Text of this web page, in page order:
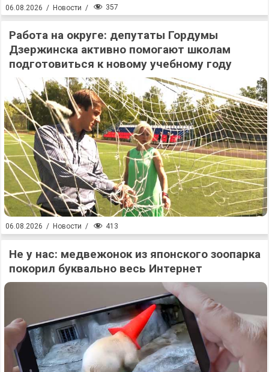
06.08.2026 / Новости / 357
Работа на округе: депутаты Гордумы
Дзержинска активно помогают школам
подготовиться к новому учебному году
06.08.2026 / Новости / 413
Не у нас: медвежонок из японского зоопарка
покорил буквально весь Интернет